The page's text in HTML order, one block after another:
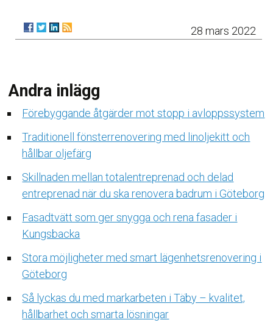
28 mars 2022
Andra inlägg
Förebyggande åtgärder mot stopp i avloppssystem
Traditionell fönsterrenovering med linoljekitt och
hållbar oljefärg
Skillnaden mellan totalentreprenad och delad
entreprenad när du ska renovera badrum i Göteborg
Fasadtvätt som ger snygga och rena fasader i
Kungsbacka
Stora möjligheter med smart lägenhetsrenovering i
Göteborg
Så lyckas du med markarbeten i Täby – kvalitet,
hållbarhet och smarta lösningar